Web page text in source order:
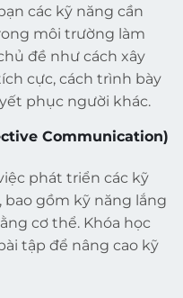
các kỹ năng cần
môi trường làm
đề như cách xây
cực, cách trình bày
phục người khác.
Communication)
phát triển các kỹ
gồm kỹ năng lắng
cơ thể. Khóa học
tập để nâng cao kỹ